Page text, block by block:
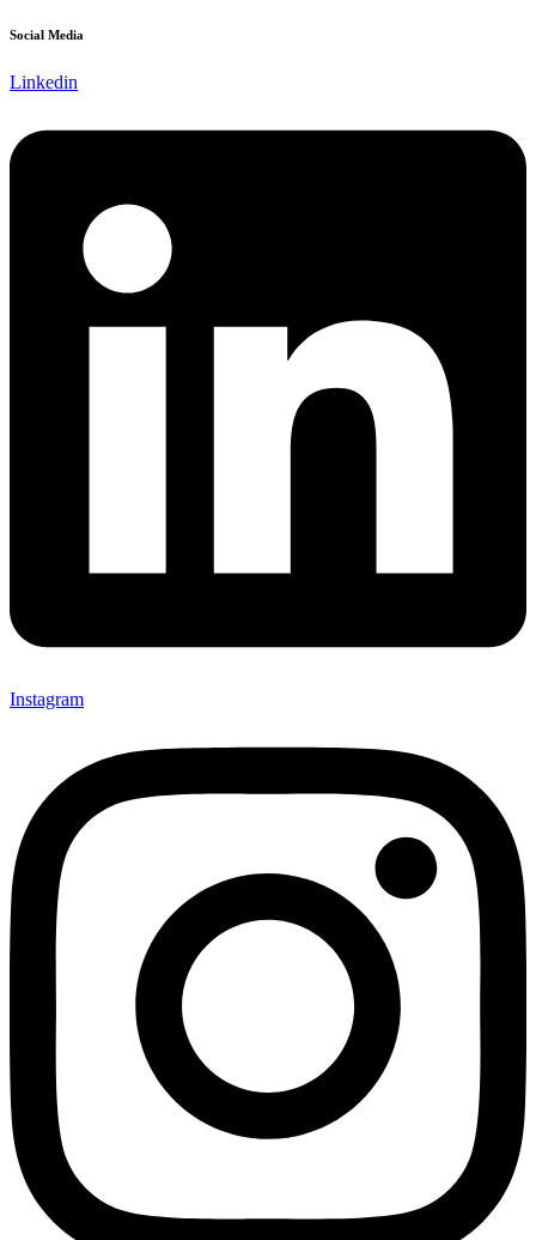
Social Media
Linkedin
Instagram